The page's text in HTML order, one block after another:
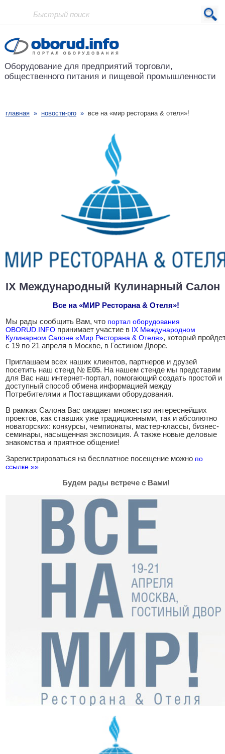
Проект основан в 2001 году
Оборудование для предприятий торговли,
общественного питания и пищевой промышленности
главная » новости-pro » все на «мир ресторана & отеля»!
IX Meждународный Кулинарный Салон
Все на «МИР Ресторана & Отеля»!
Мы рады сообщить Вам, что портал оборудования
OBORUD.INFO принимает участие в IX Международном
Кулинарном Салоне «Мир Ресторана & Отеля», который
с 19 по 21 апреля в Москве, в Гостином Дворе.
Приглашаем всех наших клиентов, партнеров и друзей
посетить наш стенд № Е05. На нашем стенде мы представим
для Вас наш интернет-портал, помогающий создать простой и
доступный способ обмена информацией между
Потребителями и Поставщиками оборудования.
В рамках Салона Вас ожидает множество интереснейших
проектов, как ставших уже традиционными, так и абсолютно
новаторских: конкурсы, чемпионаты, мастер-классы, бизнес-
семинары, насыщенная экспозиция. А также новые деловые
знакомства и приятное общение!
Зарегистрироваться на бесплатное посещение можно по
ссылке »»
Будем рады встрече с Вами!